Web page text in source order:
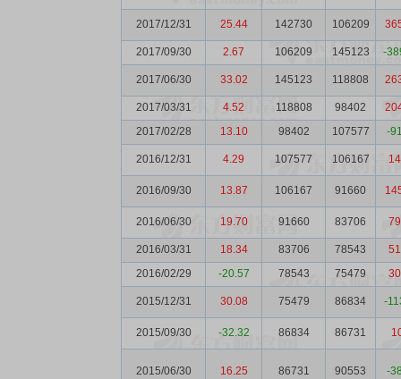
2017/12/31 25.44 142730 106209
2017/09/30 2.67 106209 145123 -
2017/06/30 33.02 145123 118808
2017/03/31 4.52 118808 98402
2017/02/28
13.10 98402 107577 -
2016/12/31 4.29 107577 106167
2016/09/30 13.87 106167 91660
2016/06/30 19.70 91660 83706
2016/03/31 18.34 83706 78543
2016/02/29
-20.57 78543 75479
2015/12/31 30.08 75479 86834 -
2015/09/30 -32.32 86834 86731
2015/06/30 16.25 86731 90553 -